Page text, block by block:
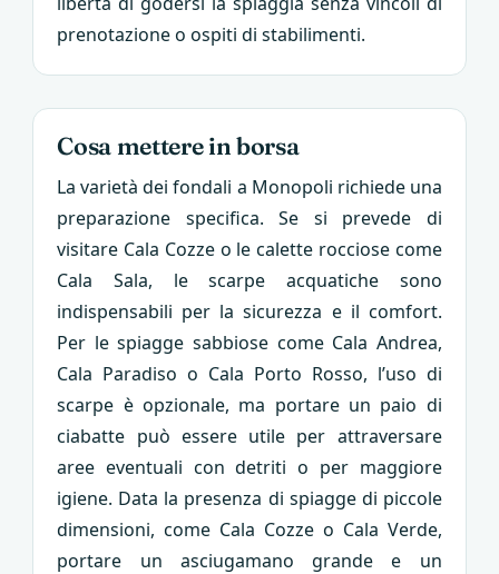
prenotazione o ospiti di stabilimenti.
Cosa mettere in borsa
La varietà dei fondali a Monopoli richiede una
preparazione specifica. Se si prevede di
visitare Cala Cozze o le calette rocciose come
Cala Sala, le scarpe acquatiche sono
indispensabili per la sicurezza e il comfort.
Per le spiagge sabbiose come Cala Andrea,
Cala Paradiso o Cala Porto Rosso, l’uso di
scarpe è opzionale, ma portare un paio di
ciabatte può essere utile per attraversare
aree eventuali con detriti o per maggiore
igiene. Data la presenza di spiagge di piccole
dimensioni, come Cala Cozze o Cala Verde,
portare un asciugamano grande e un